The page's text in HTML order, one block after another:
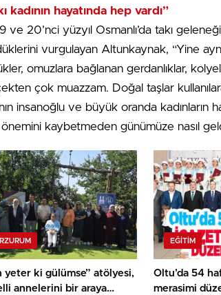
kadının hayatında hep vardı”
ve 20’nci yüzyıl Osmanlı’da takı
vurgulayan Altunkaynak, “Yine
omuzlara bağlanan gerdanlıklar,
çok muazzam. Doğal taşlar
insanoğlu ve büyük oranda kadınların
kaybetmeden günümüze nasıl
yeter ki gülümse” atölyesi,
annelerini bir araya
EĞITIM
Oltu’da 54
merasimi